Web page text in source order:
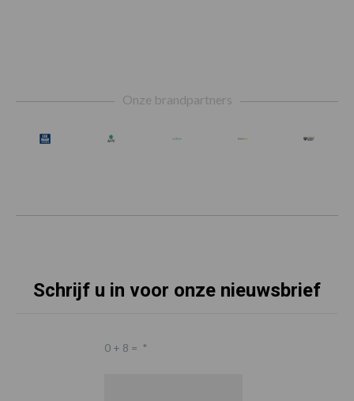
Onze brandpartners
Schrijf u in voor onze nieuwsbrief
0 + 8 = *